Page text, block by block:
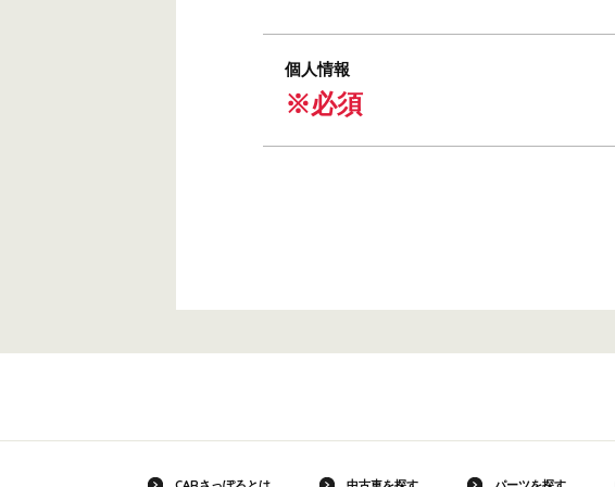
個人情報
※必須